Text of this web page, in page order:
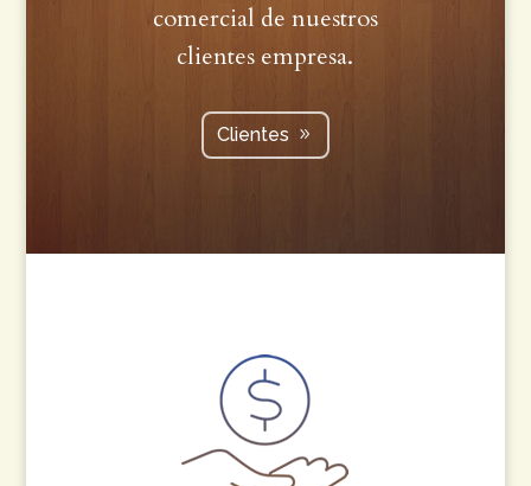
comercial de nuestros
clientes empresa.
Clientes